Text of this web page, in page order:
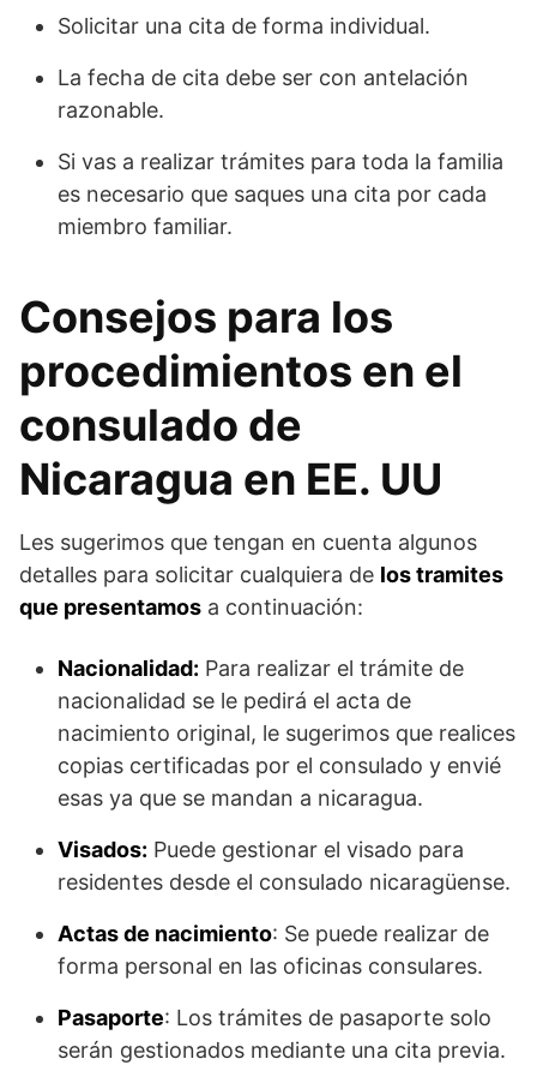
Solicitar una cita de forma individual.
La fecha de cita debe ser con antelación
razonable.
Si vas a realizar trámites para toda la familia
es necesario que saques una cita por cada
miembro familiar.
Consejos para los
procedimientos en el
consulado de
Nicaragua en EE. UU
Les sugerimos que tengan en cuenta algunos
detalles para solicitar cualquiera de los tramites
que presentamos a continuación:
Nacionalidad: Para realizar el trámite de
nacionalidad se le pedirá el acta de
nacimiento original, le sugerimos que realices
copias certificadas por el consulado y envié
esas ya que se mandan a nicaragua.
Visados: Puede gestionar el visado para
residentes desde el consulado nicaragüense.
Actas de nacimiento: Se puede realizar de
forma personal en las oficinas consulares.
Pasaporte: Los trámites de pasaporte solo
serán gestionados mediante una cita previa.